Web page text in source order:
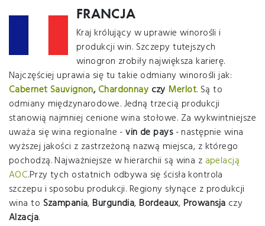
FRANCJA
Kraj królujący w uprawie winorośli i
produkcji win. Szczepy tutejszych
winogron zrobiły największa karierę.
Najczęściej uprawia się tu takie odmiany winorośli jak:
Cabernet Sauvignon,Chardonnay czy Merlot. Są to
odmiany międzynarodowe. Jedną trzecią produkcji
stanowią najmniej cenione wina stołowe. Za wykwintniejsze
uważa się wina regionalne -vin de pays- następnie wina
wyższej jakości z zastrzeżoną nazwą miejsca, z którego
pochodzą. Najważniejsze w hierarchii są wina z apelacją
AOC.Przy tych ostatnich odbywa się ścisła kontrola
szczepu i sposobu produkcji. Regiony słynące z produkcji
wina to Szampania, Burgundia, Bordeaux, Prowansja czy
Alzacja.